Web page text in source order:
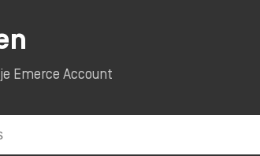
Emerce Account